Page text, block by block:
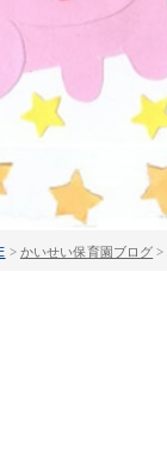
> かいせい保育園ブログ >